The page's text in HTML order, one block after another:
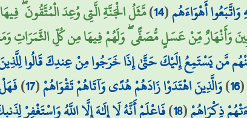
أَهْوَاءَهُم(
14
)مَّثَلُ الْجَنَّةِ الَّتِي وُعِدَ الْمُتَّقُونَ
وَأَنْهَارٌ مِّنْ عَسَلٍ مُّصَفًّى ۖ وَلَهُمْ فِيهَا مِن كُلِّ الثَّمَرَاتِ
مَّن يَسْتَمِعُ إِلَيْكَ حَتَّىٰ إِذَا خَرَجُوا مِنْ عِندِكَ قَالُوا لِلَّذِينَ
(
16
)وَالَّذِينَ اهْتَدَوْا زَادَهُمْ هُدًى وَآتَاهُمْ تَقْوَاهُمْ(
17
)
ذِكْرَاهُمْ(
18
)فَاعْلَمْ أَنَّهُ لَا إِلَٰهَ إِلَّا اللَّهُ وَاسْتَغْفِرْ